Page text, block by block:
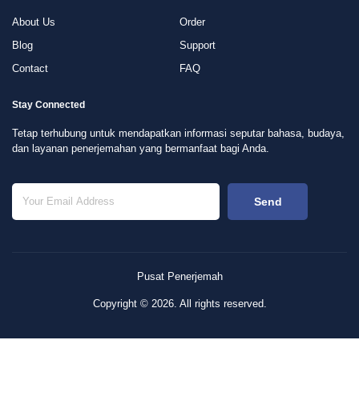
About Us
Blog
Contact
Order
Support
FAQ
Stay Connected
Tetap terhubung untuk mendapatkan informasi seputar bahasa, budaya,
dan layanan penerjemahan yang bermanfaat bagi Anda.
Send
Pusat Penerjemah
Copyright © 2026. All rights reserved.